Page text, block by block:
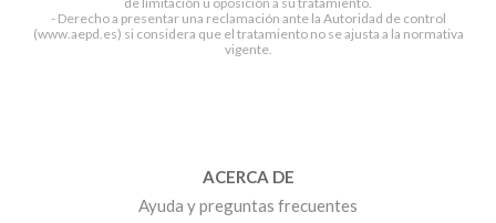
- Derecho a presentar una reclamación ante la Autoridad de control
(www.aepd.es) si considera que el tratamiento no se ajusta a la normativa
vigente.
ACERCA DE
Ayuda y preguntas frecuentes